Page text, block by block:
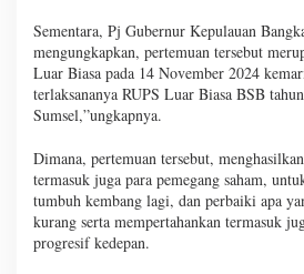
Sementara, Pj Gubernur Kepulauan
mengungkapkan, pertemuan tersebut
Luar Biasa pada 14 November 2024
terlaksananya RUPS Luar Biasa BSB
Sumsel,”ungkapnya.
Dimana, pertemuan tersebut,
termasuk juga para pemegang saham,
tumbuh kembang lagi, dan perbaiki apa
kurang serta mempertahankan termasuk
progresif kedepan.